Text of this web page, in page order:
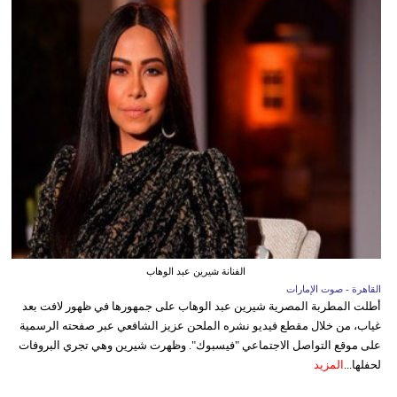
الفنانة شيرين عبد الوهاب
القاهرة - صوت الإمارات
أطلت المطربة المصرية شيرين عبد الوهاب على جمهورها في ظهور لافت بعد
غياب، من خلال مقطع فيديو نشره الملحن عزيز الشافعي عبر صفحته الرسمية
على موقع التواصل الاجتماعي "فيسبوك". وظهرت شيرين وهي تجري البروفات
لحفلها... المزيد